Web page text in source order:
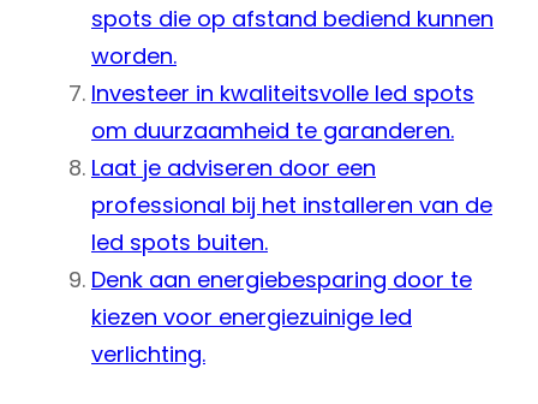
spots die op afstand bediend kunnen
worden.
Investeer in kwaliteitsvolle led spots
om duurzaamheid te garanderen.
Laat je adviseren door een
professional bij het installeren van de
led spots buiten.
Denk aan energiebesparing door te
kiezen voor energiezuinige led
verlichting.